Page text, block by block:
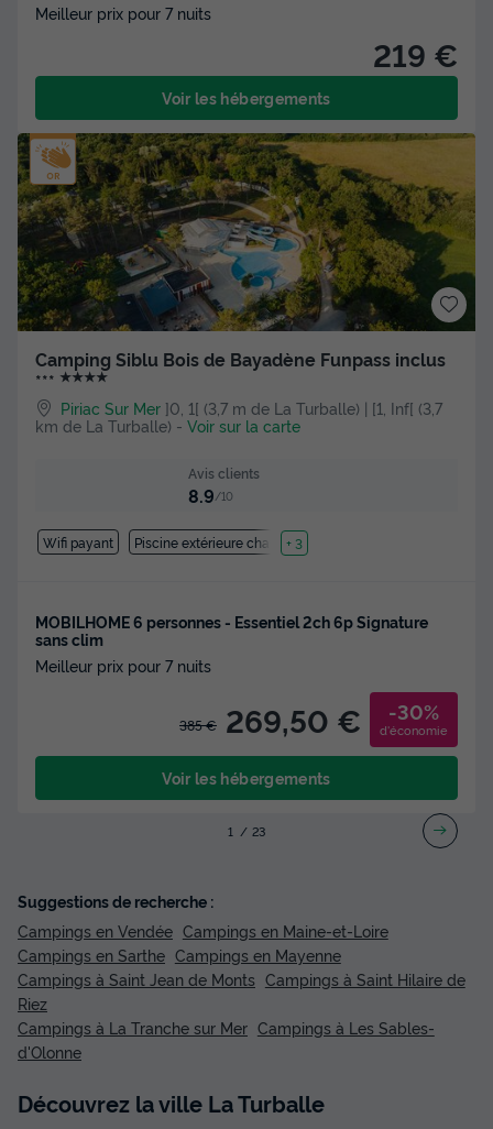
Meilleur prix pour 7 nuits
219 €
Voir les hébergements
Camping Siblu Bois de Bayadène Funpass inclus
*** ★★★★
Piriac Sur Mer ]0, 1[ (3,7 m de La Turballe) | [1, Inf[ (3,7
km de La Turballe) - Voir sur la carte
Avis clients
8.9/10
Wifi payant Piscine extérieure chauffée
+ 3
MOBILHOME 6 personnes - Essentiel 2ch 6p Signature
sans clim
Meilleur prix pour 7 nuits
385 € 269,50 € -30%
d'économie
Voir les hébergements
1 23
Suggestions de recherche :
Campings en Vendée Campings en Maine-et-Loire
Campings en Sarthe Campings en Mayenne
Campings à Saint Jean de Monts Campings à Saint Hilaire de
Riez
Campings à La Tranche sur Mer Campings à Les Sables-
d'Olonne
Découvrez la ville La Turballe